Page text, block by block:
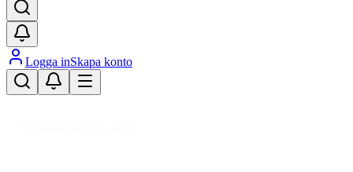
Logga inSkapa konto